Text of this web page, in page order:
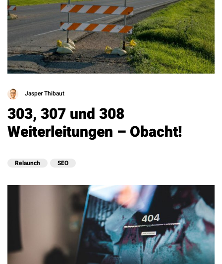
Jasper Thibaut
303, 307 und 308
Weiterleitungen – Obacht!
Relaunch SEO